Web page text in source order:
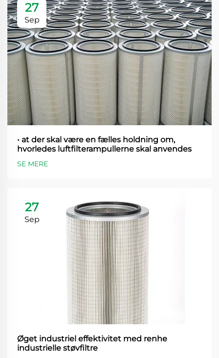
27
Sep
• at der skal være en fælles holdning om,
hvorledes luftfilterampullerne skal anvendes
SE MERE
27
Sep
Øget industriel effektivitet med renhe
industrielle støvfiltre